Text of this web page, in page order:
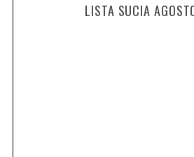
LISTA SUCIA